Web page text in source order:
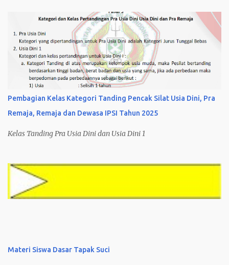
Pembagian Kelas Kategori Tanding Pencak Silat Usia Dini, Pra
Remaja, Remaja dan Dewasa IPSI Tahun 2025
Kelas Tanding Pra Usia Dini dan Usia Dini 1
Materi Siswa Dasar Tapak Suci